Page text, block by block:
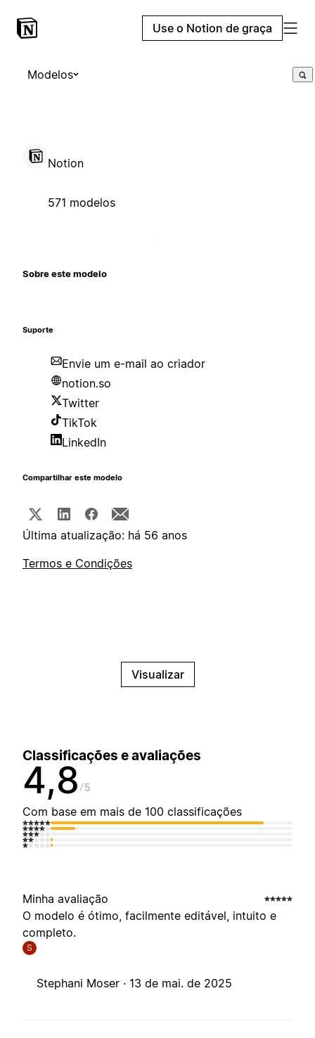
Use o Notion de graça
Modelos
Notion
571 modelos
Sobre este modelo
Suporte
Envie um e-mail ao criador
notion.so
Twitter
TikTok
LinkedIn
Compartilhar este modelo
Última atualização: há 56 anos
Termos e Condições
Visualizar
Classificações e avaliações
4,8 5
Com base em mais de 100 classificações
Minha avaliação
O modelo é ótimo, facilmente editável, intuito e
completo.
S
Stephani Moser · 13 de mai. de 2025